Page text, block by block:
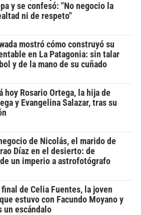
y se confesó: "No negocio la
ni de respeto"
mostró cómo construyó su
en La Patagonia: sin talar
y de la mano de su cuñado
hoy Rosario Ortega, la hija de
y Evangelina Salazar, tras su
de Nicolás, el marido de
Díaz en el desierto: de
un imperio a astrofotógrafo
de Celia Fuentes, la joven
estuvo con Facundo Moyano y
un escándalo